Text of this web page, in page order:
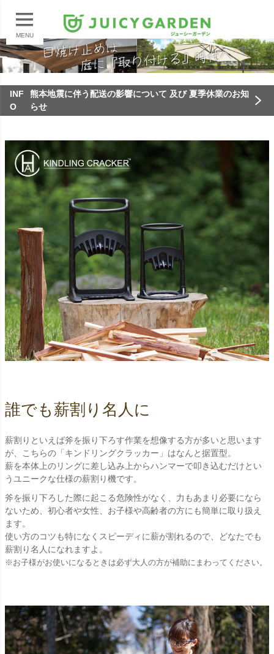
MENU
INF
O
熊本地震に伴う配送の影響について 及び 夏季休業のお知
らせ
誰でも薪割り名人に
薪割りといえば斧を振り下ろす作業を想像する方が多いと思います
が、こちらの「キンドリングクラッカー」はなんと据置型。
薪を本体上のリングに差し込み上からハンマーで叩き込むだけとい
うユニークな仕様の薪割り機です。
斧を振り下ろした際に起こる危険性がなく、力もあまり必要になら
ないため、初心者や女性、お子様や高齢者の方にも簡単に取り扱え
ます。
使い方のコツも特になくスピーディに薪が割れるので、どなたでも
薪割り名人になれますよ。
※お子様がお使いになるときは必ず大人の方が補助にまわってください。